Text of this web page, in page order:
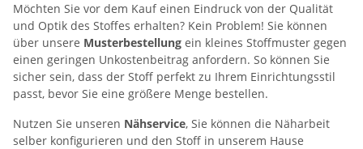
Möchten Sie vor dem Kauf einen Eindruck von der Qualität
und Optik des Stoffes erhalten? Kein Problem! Sie können
über unsere Musterbestellung ein kleines Stoffmuster gegen
einen geringen Unkostenbeitrag anfordern. So können Sie
sicher sein, dass der Stoff perfekt zu Ihrem Einrichtungsstil
passt, bevor Sie eine größere Menge bestellen.
Nutzen Sie unseren Nähservice, Sie können die Näharbeit
selber konfigurieren und den Stoff in unserem Hause